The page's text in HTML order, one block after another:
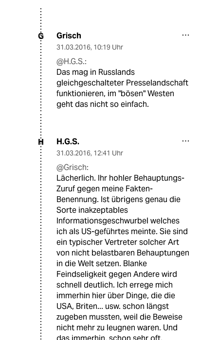
G Grisch
31.03.2016, 10:19 Uhr
@H.G.S.:
Das mag in Russlands
gleichgeschalteter Presselandschaft
funktionieren, im "bösen" Westen
geht das nicht so einfach.
H H.G.S.
31.03.2016, 12:41 Uhr
@Grisch:
Lächerlich. Ihr hohler Behauptungs-
Zuruf gegen meine Fakten-
Benennung. Ist übrigens genau die
Sorte inakzeptables
Informationsgeschwurbel welches
ich als US-geführtes meinte. Sie sind
ein typischer Vertreter solcher Art
von nicht belastbaren Behauptungen
in die Welt setzen. Blanke
Feindseligkeit gegen Andere wird
schnell deutlich. Ich errege mich
immerhin hier über Dinge, die die
USA, Briten... usw. schon längst
zugeben mussten, weil die Beweise
nicht mehr zu leugnen waren. Und